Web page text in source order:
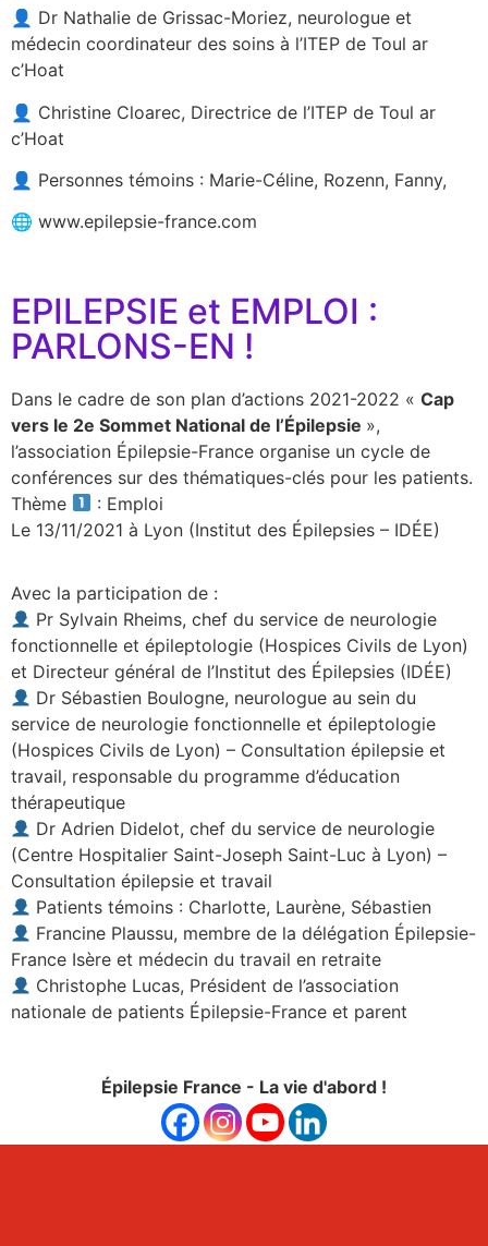
👤 Dr Nathalie de Grissac-Moriez, neurologue et
médecin coordinateur des soins à l’ITEP de Toul ar
c’Hoat
👤 Christine Cloarec, Directrice de l’ITEP de Toul ar
c’Hoat
👤 Personnes témoins : Marie-Céline, Rozenn, Fanny,
🌐 www.epilepsie-france.com
EPILEPSIE et EMPLOI :
PARLONS-EN !
Dans le cadre de son plan d’actions 2021-2022 « Cap
vers le 2e Sommet National de l’Épilepsie »,
l’association Épilepsie-France organise un cycle de
conférences sur des thématiques-clés pour les patients.
Thème
: Emploi
Le 13/11/2021 à Lyon (Institut des Épilepsies – IDÉE)
Avec la participation de :
Pr Sylvain Rheims, chef du service de neurologie
fonctionnelle et épileptologie (Hospices Civils de Lyon)
et Directeur général de l’Institut des Épilepsies (IDÉE)
Dr Sébastien Boulogne, neurologue au sein du
service de neurologie fonctionnelle et épileptologie
(Hospices Civils de Lyon) – Consultation épilepsie et
travail, responsable du programme d’éducation
thérapeutique
Dr Adrien Didelot, chef du service de neurologie
(Centre Hospitalier Saint-Joseph Saint-Luc à Lyon) –
Consultation épilepsie et travail
Patients témoins : Charlotte, Laurène, Sébastien
Francine Plaussu, membre de la délégation Épilepsie-
France Isère et médecin du travail en retraite
Christophe Lucas, Président de l’association
nationale de patients Épilepsie-France et parent
Épilepsie France - La vie d'abord !